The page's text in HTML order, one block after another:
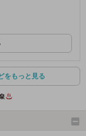
をもっと見る